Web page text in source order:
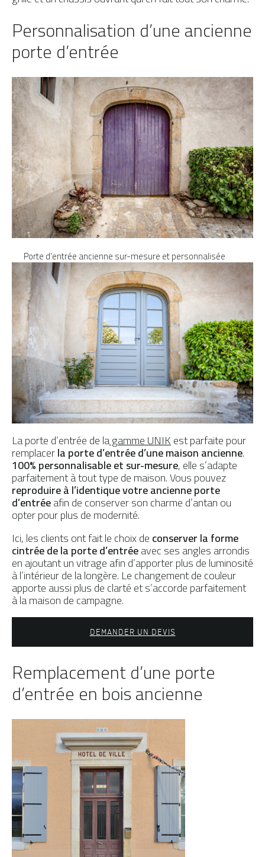
Personnalisation d’une ancienne
porte d’entrée
Porte d’entrée ancienne sur-mesure et personnalisée
La porte d’entrée de lagamme UNIKest parfaite pour
remplacerla porte d’entrée d’une maison ancienne.
100% personnalisable et sur-mesure, elle s’adapte
parfaitement à tout type de maison. Vous pouvez
reproduire à l’identique votre ancienne porte
d’entréeafin de conserver son charme d’antan ou
opter pour plus de modernité.
Ici, les clients ont fait le choix deconserver la forme
cintrée de la porte d’entréeavec ses angles arrondis
en ajoutant un vitrage afin d’apporter plus de luminosité
à l’intérieur de la longère. Le changement de couleur
apporte aussi plus de clarté et s’accorde parfaitement
à la maison de campagne.
DEMANDER UN DEVIS
Remplacement d’une porte
d’entrée en bois ancienne